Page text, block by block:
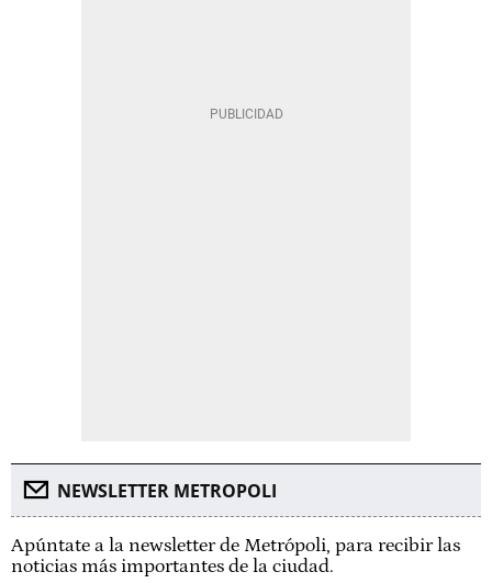
NEWSLETTER METROPOLI
Apúntate a la newsletter de Metrópoli, para recibir las
noticias más importantes de la ciudad.